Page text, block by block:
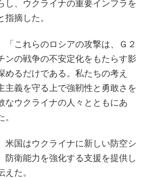
し、ウクライナの重要インフラを
指摘した。
「これらのロシアの攻撃は、Ｇ２
ンの戦争の不安定化をもたらす影
めるだけである。私たちの考え
主義を守る上で強靭性と勇敢さを
なウクライナの人々とともにあ
米国はウクライナに新しい防空シ
防衛能力を強化する支援を提供し
えた。